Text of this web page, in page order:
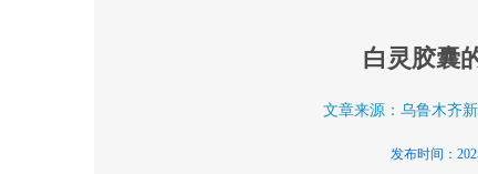
白灵胶囊
文章来源：乌鲁木齐
发布时间：